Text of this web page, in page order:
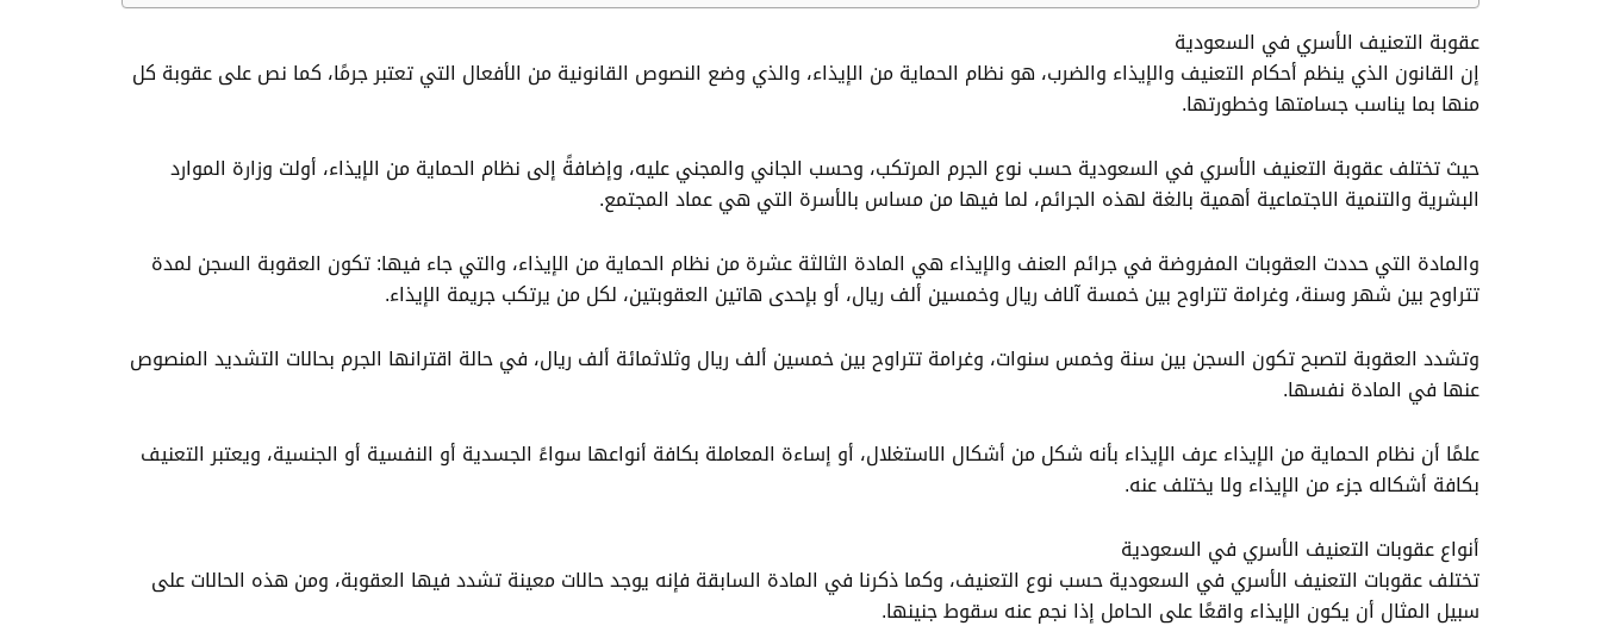
عقوبة التعنيف الأسري في السعودية
إن القانون الذي ينظم أحكام التعنيف والإيذاء والضرب، هو نظام الحماية من الإيذاء، والذي وضع النصوص القانونية من الأفعال التي تعتبر جرمًا، كما نص على عقوبة كل
منها بما يناسب جسامتها وخطورتها.
حيث تختلف عقوبة التعنيف الأسري في السعودية حسب نوع الجرم المرتكب، وحسب الجاني والمجني عليه، وإضافةً إلى نظام الحماية من الإيذاء، أولت وزارة الموارد
البشرية والتنمية الاجتماعية أهمية بالغة لهذه الجرائم، لما فيها من مساس بالأسرة التي هي عماد المجتمع.
والمادة التي حددت العقوبات المفروضة في جرائم العنف والإيذاء هي المادة الثالثة عشرة من نظام الحماية من الإيذاء، والتي جاء فيها: تكون العقوبة السجن لمدة
تتراوح بين شهر وسنة، وغرامة تتراوح بين خمسة آلاف ريال وخمسين ألف ريال، أو بإحدى هاتين العقوبتين، لكل من يرتكب جريمة الإيذاء.
وتشدد العقوبة لتصبح تكون السجن بين سنة وخمس سنوات، وغرامة تتراوح بين خمسين ألف ريال وثلاثمائة ألف ريال، في حالة اقترانها الجرم بحالات التشديد المنصوص
عنها في المادة نفسها.
علمًا أن نظام الحماية من الإيذاء عرف الإيذاء بأنه شكل من أشكال الاستغلال، أو إساءة المعاملة بكافة أنواعها سواءً الجسدية أو النفسية أو الجنسية، ويعتبر التعنيف
بكافة أشكاله جزء من الإيذاء ولا يختلف عنه.
أنواع عقوبات التعنيف الأسري في السعودية
تختلف عقوبات التعنيف الأسري في السعودية حسب نوع التعنيف، وكما ذكرنا في المادة السابقة فإنه يوجد حالات معينة تشدد فيها العقوبة، ومن هذه الحالات على
سبيل المثال أن يكون الإيذاء واقعًا على الحامل إذا نجم عنه سقوط جنينها.